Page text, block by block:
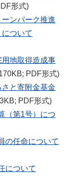
形式)
ンパーク推進
ついて
地取得造成事
PDF形式)
と寄附金基金
PDF形式)
（第1号）につ
の任命について
について